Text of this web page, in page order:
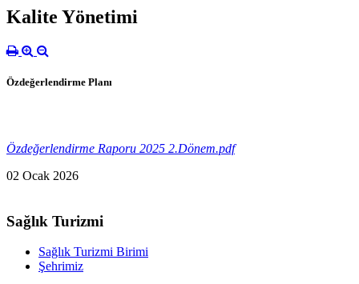
Kalite Yönetimi
Özdeğerlendirme Planı
Özdeğerlendirme Raporu 2025 2.Dönem.pdf
02 Ocak 2026
Sağlık Turizmi
Sağlık Turizmi Birimi
Şehrimiz